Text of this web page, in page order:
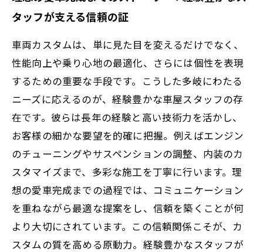
タッフが支える信頼の証
車両カスタムは、単に見た目を変えるだけでなく、
性能向上や乗り心地の最適化、さらには個性を表現
するための重要な手段です。こうした多岐にわたる
ニーズに応えるのが、経験豊かな車屋スタッフの存
在です。彼らは長年の経験と高い技術力を活かし、
お客様の細かな要望を的確に把握。例えばエンジン
のチューニングやサスペンションの調整、内装のカ
スタマイズまで、多彩な施工を丁寧に行います。理
想の愛車完成までの過程では、コミュニケーション
を重ねながら最適な提案をし、信頼を築くことが何
より大切にされています。この信頼関係こそが、カ
スタムの質を高める原動力。経験豊かなスタッフが